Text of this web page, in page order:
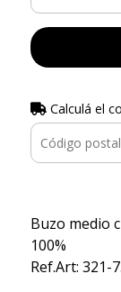
Calculá el
Buzo medio
100%
Ref.Art: 321-